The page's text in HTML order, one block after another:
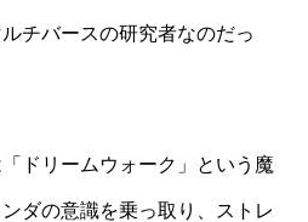
チバースの研究者なのだっ
ドリームウォーク」という魔
ダの意識を乗っ取り、ストレ